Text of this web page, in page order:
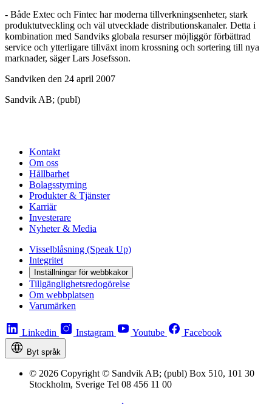
- Både Extec och Fintec har moderna tillverkningsenheter, stark
produktutveckling och väl utvecklade distributionskanaler. Detta i
kombination med Sandviks globala resurser möjliggör förbättrad
service och ytterligare tillväxt inom krossning och sortering till nya
marknader, säger Lars Josefsson.
Sandviken den 24 april 2007
Sandvik AB; (publ)
Kontakt
Om oss
Hållbarhet
Bolagsstyrning
Produkter & Tjänster
Karriär
Investerare
Nyheter & Media
Visselblåsning (Speak Up)
Integritet
Inställningar för webbkakor
Tillgänglighetsredogörelse
Om webbplatsen
Varumärken
Linkedin Instagram Youtube Facebook
Byt språk
© 2026 Copyright © Sandvik AB; (publ) Box 510, 101 30
Stockholm, Sverige Tel 08 456 11 00